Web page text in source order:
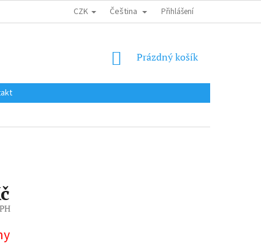
DO EU / INTERNATIONAL SHIPPING OBCHODNÍ PODMÍNKY
CZK Čeština Přihlášení
NÁKUPNÍ
Prázdný košík